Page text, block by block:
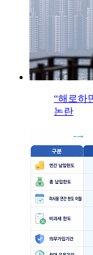
“해로하
논란